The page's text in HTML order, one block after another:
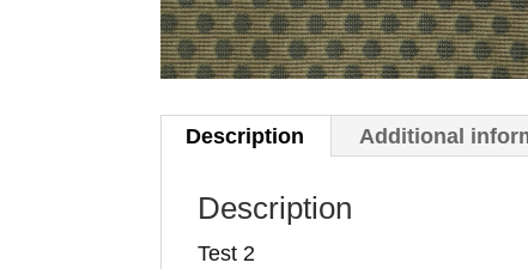
Description Additional
Description
Test 2